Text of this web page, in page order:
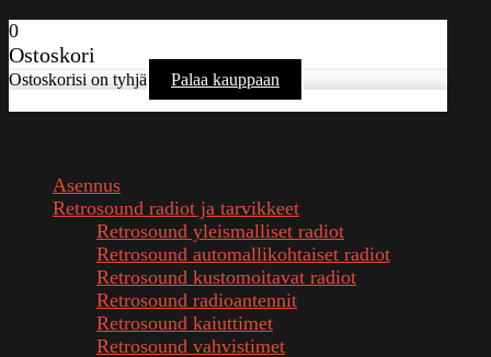
0
Ostoskori
Ostoskorisi on tyhjä Palaa kauppaan
Asennus
Retrosound radiot ja tarvikkeet
Retrosound yleismalliset radiot
Retrosound automallikohtaiset radiot
Retrosound kustomoitavat radiot
Retrosound radioantennit
Retrosound kaiuttimet
Retrosound vahvistimet